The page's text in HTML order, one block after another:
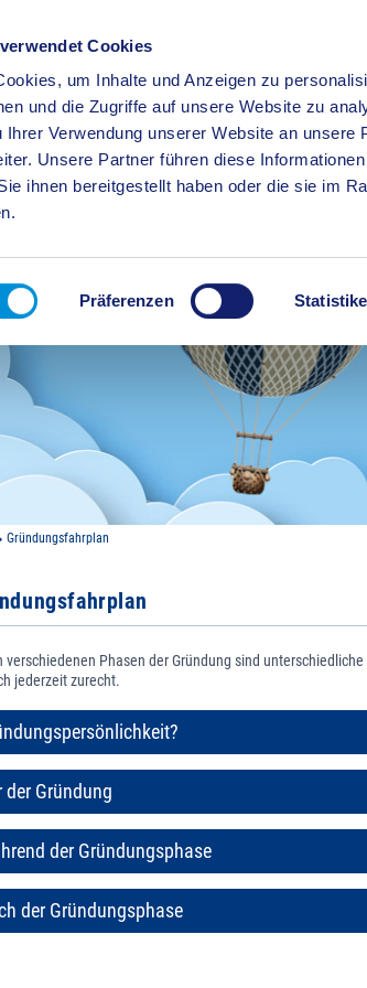
Cookies
um Inhalte und Anzeigen zu
und die Zugriffe auf unsere Website zu
Ihrer Verwendung unserer Website an unsere
Unsere Partner führen diese
ihnen bereitgestellt haben oder die sie im
Präferenzen
BÜRGERSERVICE KREISHAUS
Gründungsfahrplan
verschiedenen Phasen der Gründung sind
jederzeit zurecht.
der Gründung
der Gründungsphase
der Gründungsphase